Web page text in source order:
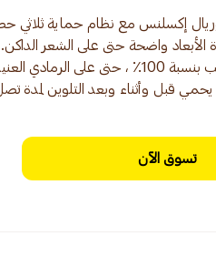
قبل وأثناء وبعد التلوين لمدة
تسوق الآن